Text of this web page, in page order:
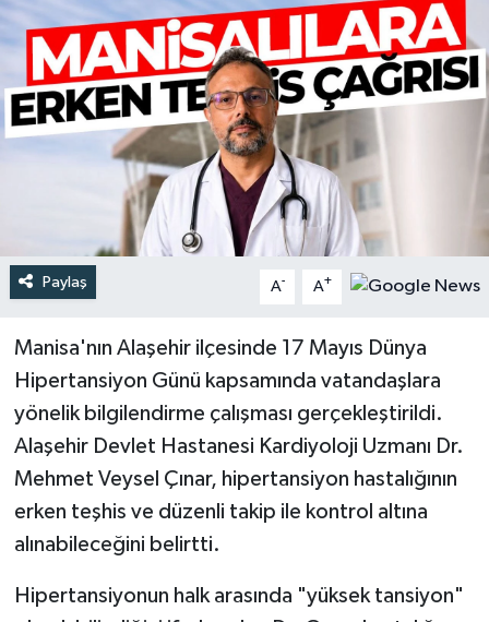
Paylaş A- A+
Manisa'nın Alaşehir ilçesinde 17 Mayıs Dünya
Hipertansiyon Günü kapsamında vatandaşlara
yönelik bilgilendirme çalışması gerçekleştirildi.
Alaşehir Devlet Hastanesi Kardiyoloji Uzmanı Dr.
Mehmet Veysel Çınar, hipertansiyon hastalığının
erken teşhis ve düzenli takip ile kontrol altına
alınabileceğini belirtti.
Hipertansiyonun halk arasında "yüksek tansiyon"
Yaşam